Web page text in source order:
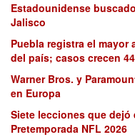
Estadounidense
Jalisco
Puebla registra el
del país; casos crecen
Warner Bros. y
en Europa
Siete lecciones que dejó
Pretemporada NFL 2026